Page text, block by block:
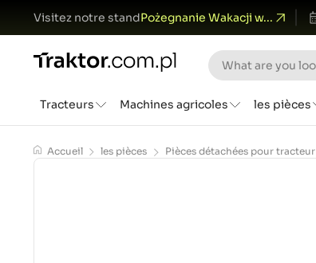
Visitez notre standPożegnanie Wakacji w...
Tracteurs Machines agricoles les pièces
Accueil les pièces Pièces détachées pour tracteur